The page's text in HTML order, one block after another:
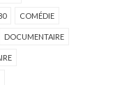
COMÉDIE
DOCUMENTAIRE